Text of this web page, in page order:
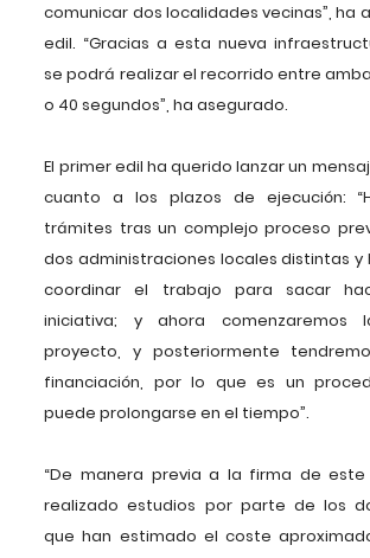
comunicar dos localidades vecinas”, ha
edil. “Gracias a esta nueva
se podrá realizar el recorrido entre
o 40 segundos”, ha asegurado.
El primer edil ha querido lanzar un
cuanto a los plazos de ejecución:
trámites tras un complejo proceso
dos administraciones locales distintas y
coordinar el trabajo para sacar
iniciativa; y ahora comenzaremos
proyecto, y posteriormente
financiación, por lo que es un
puede prolongarse en el tiempo”.
“De manera previa a la firma de este
realizado estudios por parte de los
que han estimado el coste